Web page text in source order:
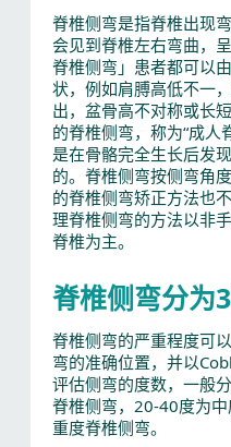
脊椎侧弯是指脊椎出现
会见到脊椎左右弯曲，
脊椎侧弯」患者都可以
状，例如肩膊高低不一
出，盆骨高不对称或长
的脊椎侧弯，称为“成人
是在骨骼完全生长后发
的。脊椎侧弯按侧弯角
的脊椎侧弯矫正方法也
理脊椎侧弯的方法以非
脊椎为主。
脊椎侧弯分为
脊椎侧弯的严重程度可
弯的准确位置，并以
评估侧弯的度数，一般
脊椎侧弯，20-40度为
重度脊椎侧弯。